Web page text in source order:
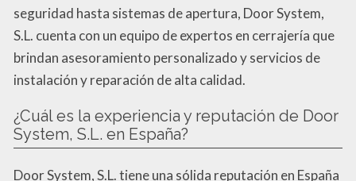
seguridad hasta sistemas de apertura, Door System,
S.L. cuenta con un equipo de expertos en cerrajería que
brindan asesoramiento personalizado y servicios de
instalación y reparación de alta calidad.
¿Cuál es la experiencia y reputación de Door
System, S.L. en España?
Door System, S.L. tiene una sólida reputación en España